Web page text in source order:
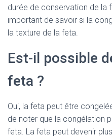
durée de conservation de la
important de savoir si la
la texture de la feta.
Est-il possible
feta ?
Oui, la feta peut être
de noter que la congélation
feta. La feta peut devenir